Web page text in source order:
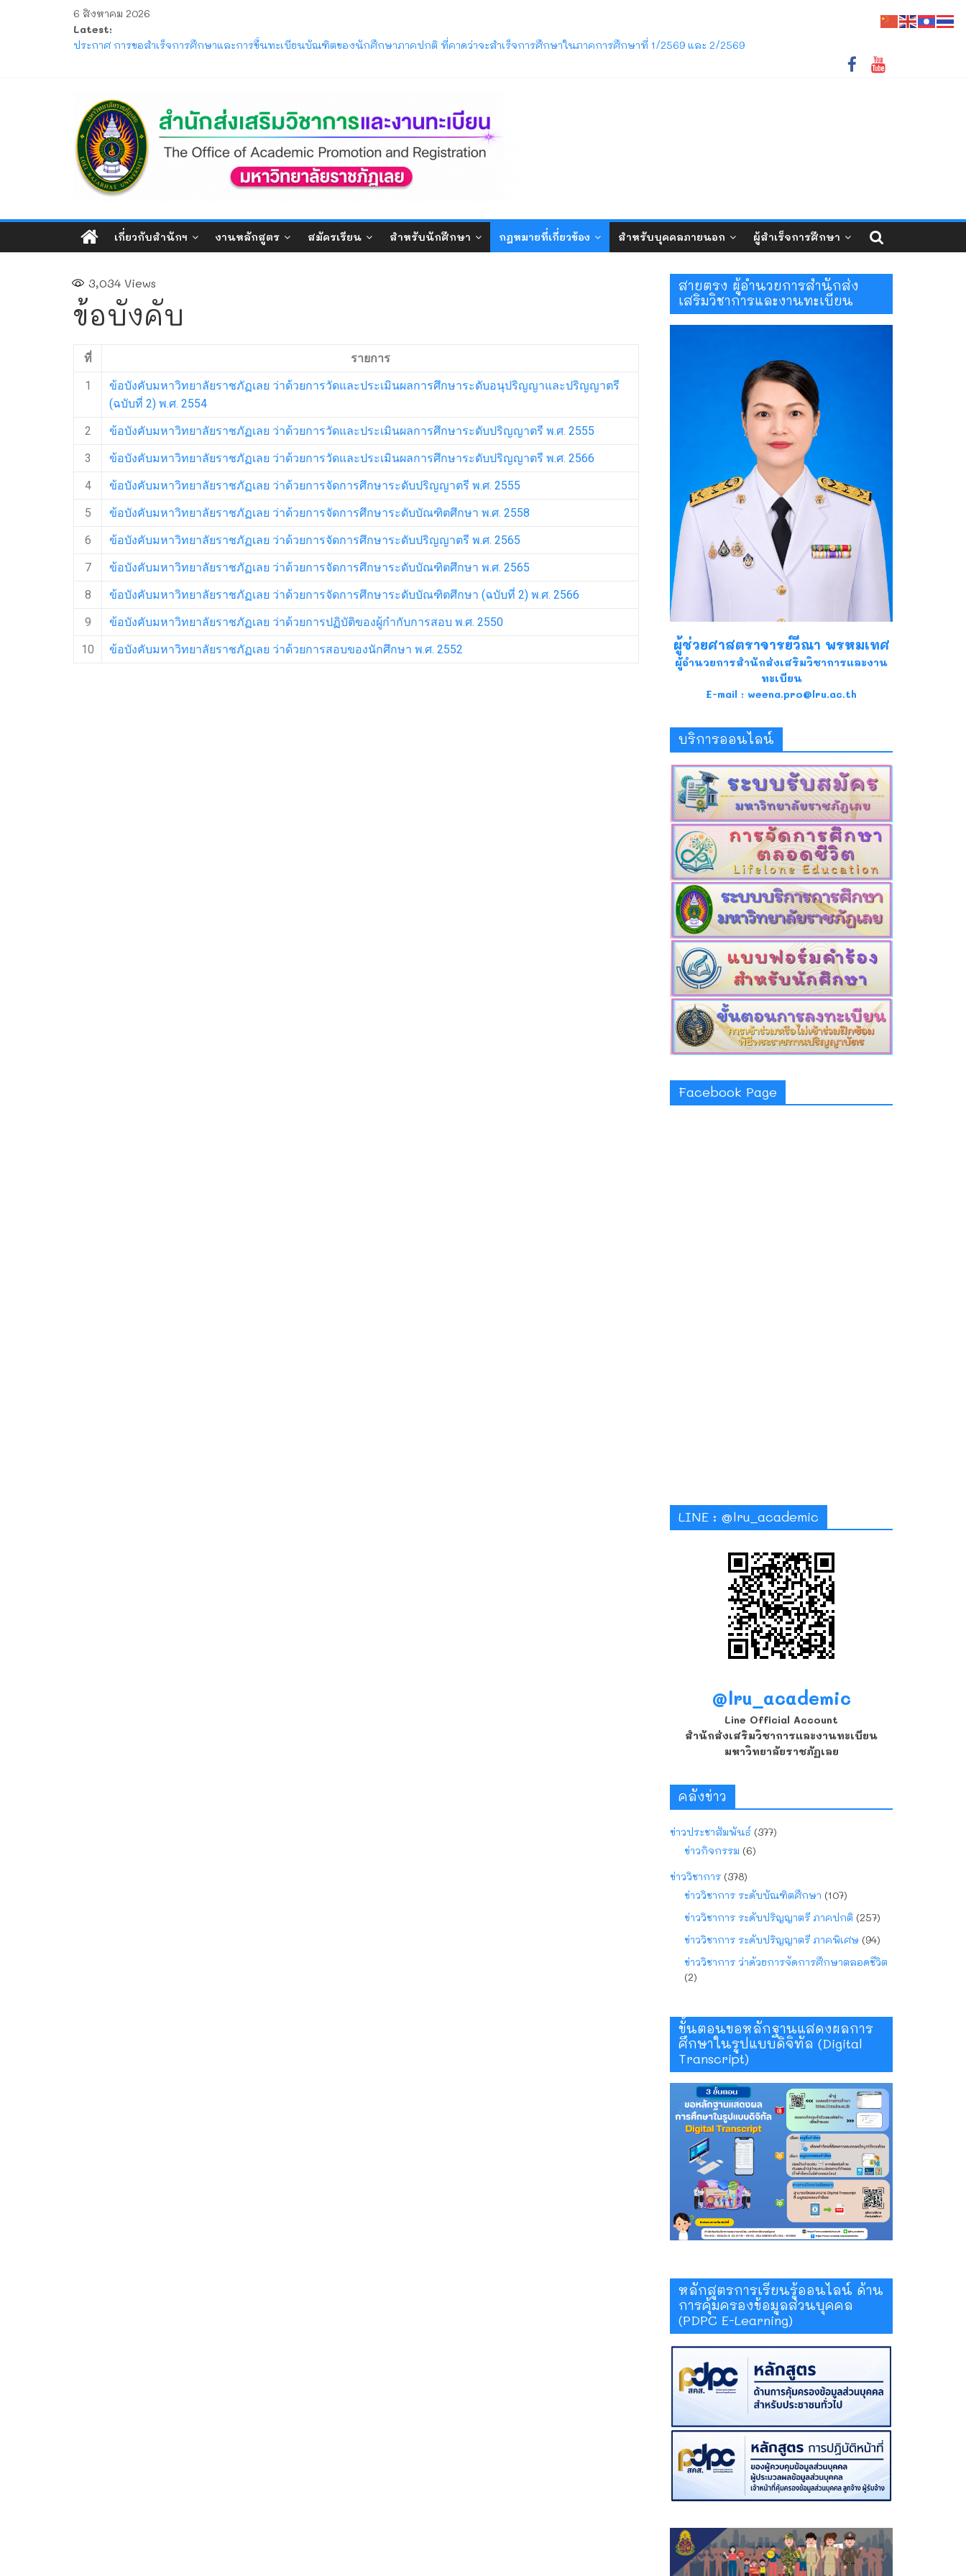
6 สิงหาคม 2026
Latest:
ประกาศ ให้นักศึกษาระดับปริญญาตรี ที่เข้าศึกษาปีการศึกษา 2569 พ้นสภาพจากการเป็นนักศึกษา ตามข้อบังคับมหาวิทยาลัยราชภัฏเลย ว่าด้วยการจัดการศึกษาระดับปริญญาตรี
ประกาศ การขอสำเร็จการศึกษาและการขึ้นทะเบียนบัณฑิตของนักศึกษาภาคปกติ ที่คาดว่าจะสำเร็จการศึกษาในภาคการศึกษาที่ 1/2569 และ 2/2569
เกี่ยวกับสำนักฯ งานหลักสูตร สมัครเรียน สำหรับนักศึกษา กฎหมายที่เกี่ยวข้อง สำหรับบุคคลภายนอก ผู้สำเร็จการศึกษา
3,034 Views
ข้อบังคับ
ที่
รายการ
1
ข้อบังคับมหาวิทยาลัยราชภัฏเลย ว่าด้วยการวัดและประเมินผลการศึกษาระดับอนุปริญญาและปริญญาตรี
(ฉบับที่ 2) พ.ศ. 2554
2
ข้อบังคับมหาวิทยาลัยราชภัฏเลย ว่าด้วยการวัดและประเมินผลการศึกษาระดับปริญญาตรี พ.ศ. 2555
3
ข้อบังคับมหาวิทยาลัยราชภัฏเลย ว่าด้วยการวัดและประเมินผลการศึกษาระดับปริญญาตรี พ.ศ. 2566
4
ข้อบังคับมหาวิทยาลัยราชภัฏเลย ว่าด้วยการจัดการศึกษาระดับปริญญาตรี พ.ศ. 2555
5
ข้อบังคับมหาวิทยาลัยราชภัฏเลย ว่าด้วยการจัดการศึกษาระดับบัณฑิตศึกษา พ.ศ. 2558
6
ข้อบังคับมหาวิทยาลัยราชภัฏเลย ว่าด้วยการจัดการศึกษาระดับปริญญาตรี พ.ศ. 2565
7
ข้อบังคับมหาวิทยาลัยราชภัฏเลย ว่าด้วยการจัดการศึกษาระดับบัณฑิตศึกษา พ.ศ. 2565
8
ข้อบังคับมหาวิทยาลัยราชภัฏเลย ว่าด้วยการจัดการศึกษาระดับบัณฑิตศึกษา (ฉบับที่ 2) พ.ศ. 2566
9
ข้อบังคับมหาวิทยาลัยราชภัฏเลย ว่าด้วยการปฏิบัติของผู้กำกับการสอบ พ.ศ. 2550
10
ข้อบังคับมหาวิทยาลัยราชภัฏเลย ว่าด้วยการสอบของนักศึกษา พ.ศ. 2552
สายตรง ผู้อำนวยการสำนักส่ง
เสริมวิชาการและงานทะเบียน
ผู้ช่วยศาสตราจารย์วีณา พรหมเทศ
ผู้อำนวยการสำนักส่งเสริมวิชาการและงาน
ทะเบียน
E-mail : weena.pro@lru.ac.th
บริการออนไลน์
Facebook Page
LINE : @lru_academic
@lru_academic
Line Official Account
สำนักส่งเสริมวิชาการและงานทะเบียน
มหาวิทยาลัยราชภัฏเลย
คลังข่าว
ข่าวประชาสัมพันธ์ (377)
ข่าวกิจกรรม (6)
ข่าววิชาการ (378)
ข่าววิชาการ ระดับบัณฑิตศึกษา (107)
ข่าววิชาการ ระดับปริญญาตรี ภาคปกติ (257)
ข่าววิชาการ ระดับปริญญาตรี ภาคพิเศษ (94)
ข่าววิชาการ ว่าด้วยการจัดการศึกษาตลอดชีวิต
(2)
ขั้นตอนขอหลักฐานแสดงผลการ
ศึกษาในรูปแบบดิจิทัล (Digital
Transcript)
หลักสูตรการเรียนรู้ออนไลน์ ด้าน
การคุ้มครองข้อมูลส่วนบุคคล
(PDPC E-Learning)